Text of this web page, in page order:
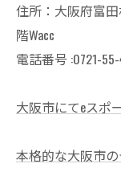
住所：大阪府富
階Wacc
電話番号 :0721-
大阪市にてeスポ
本格的な大阪市